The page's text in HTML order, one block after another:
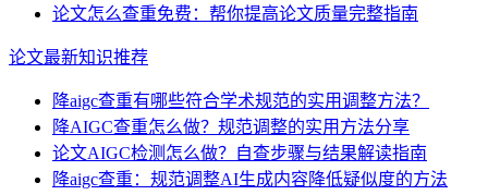
论文怎么查重免费：帮你提高论文质量完整指南
论文最新知识推荐
降aigc查重有哪些符合学术规范的实用调整方法？
降AIGC查重怎么做？规范调整的实用方法分享
论文AIGC检测怎么做？自查步骤与结果解读指南
降aigc查重：规范调整AI生成内容降低疑似度的方法